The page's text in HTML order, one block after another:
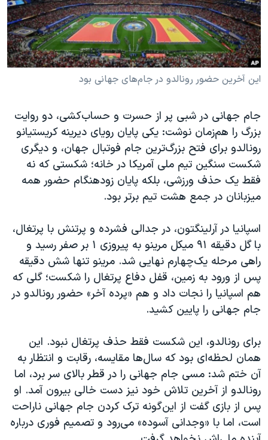
فرهنگ و زندگی
حقوق شهروندی
اقتصادی
علم و فناوری
گالری عکس
آرشیو پخش زنده
مستندها
انتخابات ریاست جمهوری آمریکا ۲۰۲۴
حمله جمهوری اسلامی به اسرائیل
رمز مهسا
اعتراضات زن، زندگی، آزادی
مجموعه مستندهای دادخواهی
تریبونال مردمی آبان ۹۸
دادگاه حمید نوری
چهل سال گروگان‌گیری
قانون شفافیت دارائی کادر رهبری ایران
اعتراضات مردمی آبان ۹۸
اسرائیل در جنگ
نرگس محمدی برنده جایزه نوبل صلح
همایش محافظه‌کاران آمریکا «سی‌پک»
سفر پرزیدنت ترامپ به چین
دنبال کنید
این آخرین حضور رونالدو در جام‌های جهانی بود
جام جهانی در شبی پر از حسرت و حساب‌کشی، دو روایت
بزرگ را هم‌زمان نوشت: یکی پایان رویای دیرینه کریستیانو
رونالدو برای فتح بزرگ‌ترین جام فوتبال جهان، و دیگری
شکست سنگین تیم ملی آمریکا در خانه؛ شکستی که نه
فقط یک حذف ورزشی، بلکه پایان زودهنگام حضور همه
میزبانان در جمع هشت تیم برتر بود.
اسپانیا در آرلینگتون، در جدالی فشرده و پرتنش با پرتغال،
با گل دقیقه ۹۱ میکل مرینو به پیروزی ۱ بر صفر رسید و
راهی مرحله یک‌چهارم نهایی شد. مرینو تنها شش دقیقه
پس از ورود به زمین، قفل دفاع پرتغال را شکست؛ گلی که
هم اسپانیا را نجات داد و هم «پرده آخر» حضور رونالدو در
جام جهانی را پایین کشید.
برای رونالدو، این شکست فقط حذف پرتغال نبود. این
همان لحظه‌ای بود که سال‌ها مقایسه، رقابت و انتظار به
آن ختم شد: مسی جام جهانی را در قطر بالای سر برد، اما
رونالدو از آخرین تلاش خود نیز دست خالی بیرون آمد. او
پس از بازی گفت از این‌گونه ترک کردن جام جهانی ناراحت
است، اما با «وجدانی آسوده» می‌رود و تصمیم فوری درباره